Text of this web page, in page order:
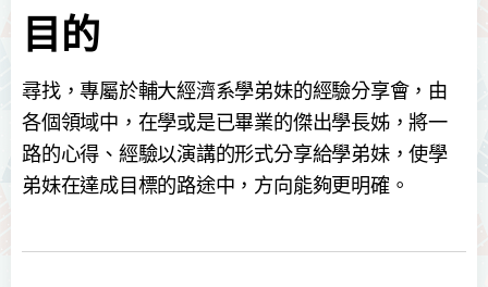
目的
尋找，專屬於輔大經濟系學弟妹的經驗分享會，由
各個領域中，在學或是已畢業的傑出學長姊，將一
路的心得、經驗以演講的形式分享給學弟妹，使學
弟妹在達成目標的路途中，方向能夠更明確。